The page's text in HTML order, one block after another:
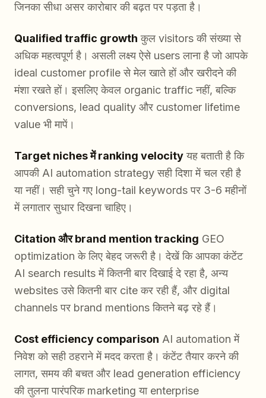
जिनका सीधा असर कारोबार की बढ़त पर पड़ता है।
Qualified traffic growth कुल visitors की संख्या से
अधिक महत्वपूर्ण है। असली लक्ष्य ऐसे users लाना है जो आपके
ideal customer profile से मेल खाते हों और खरीदने की
मंशा रखते हों। इसलिए केवल organic traffic नहीं, बल्कि
conversions, lead quality और customer lifetime
value भी मापें।
Target niches में ranking velocityयह बताती है कि
आपकी AI automation strategy सही दिशा में चल रही है
या नहीं। सही चुने गए long-tail keywords पर 3-6 महीनों
में लगातार सुधार दिखना चाहिए।
Citation और brand mention tracking GEO
optimization के लिए बेहद जरूरी है। देखें कि आपका कंटेंट
AI search results में कितनी बार दिखाई दे रहा है, अन्य
websites उसे कितनी बार cite कर रही हैं, और digital
channels पर brand mentions कितने बढ़ रहे हैं।
Cost efficiency comparison AI automation में
निवेश को सही ठहराने में मदद करता है। कंटेंट तैयार करने की
लागत, समय की बचत और lead generation efficiency
की तुलना पारंपरिक marketing या enterprise